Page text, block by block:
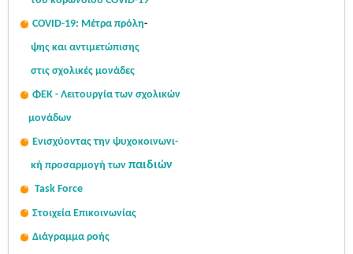
COVID-19: Μέτρα πρόλη-
ψης και αντιμετώπισης
στις σχολικές μονάδες
ΦΕΚ - Λειτουργία των σχολικών
μονάδων
Ενισχύοντας την ψυχοκοινωνι-
κή προσαρμογή των παιδιών
Task Force
Στοιχεία Επικοινωνίας
Διάγραμμα ροής